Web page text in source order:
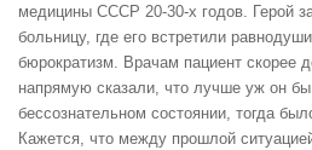
медицины СССР 20-30-х годов. Герой
больницу, где его встретили
бюрократизм. Врачам пациент скорее
напрямую сказали, что лучше уж он
бессознательном состоянии, тогда
Кажется, что между прошлой